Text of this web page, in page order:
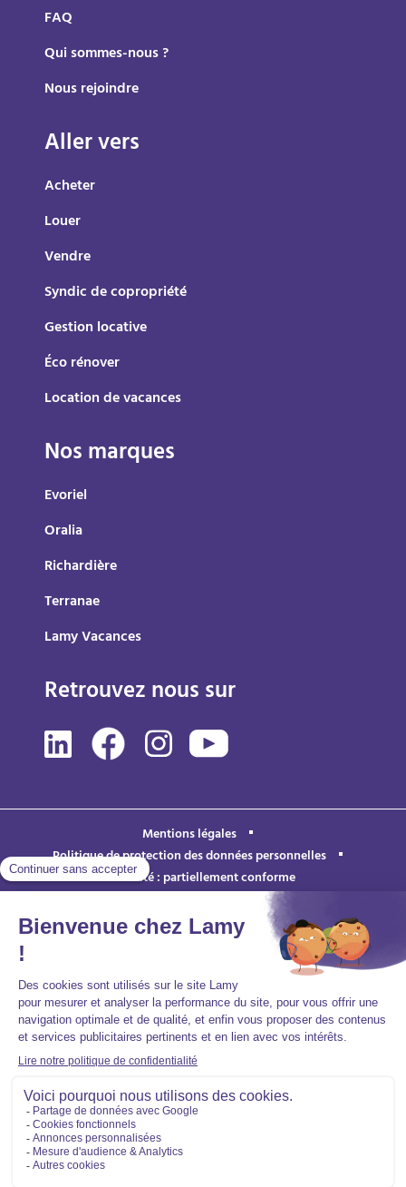
FAQ
Qui sommes-nous ?
Nous rejoindre
Aller vers
Acheter
Louer
Vendre
Syndic de copropriété
Gestion locative
Éco rénover
Location de vacances
Nos marques
Evoriel
Oralia
Richardière
Terranae
Lamy Vacances
Retrouvez nous sur
Mentions légales
Politique de protection des données personnelles
Accessibilité : partiellement conforme